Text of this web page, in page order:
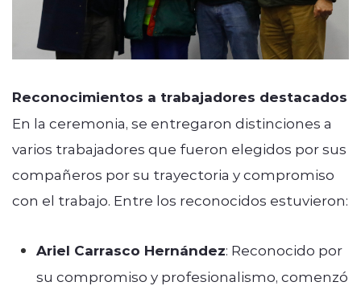
Reconocimientos a trabajadores destacados
En la ceremonia, se entregaron distinciones a
varios trabajadores que fueron elegidos por sus
compañeros por su trayectoria y compromiso
con el trabajo. Entre los reconocidos estuvieron:
Ariel Carrasco Hernández: Reconocido por
su compromiso y profesionalismo, comenzó